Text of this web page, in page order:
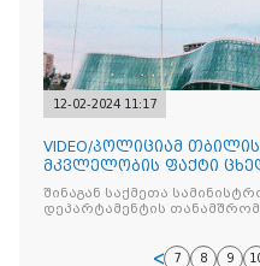
12-02-2024 11:17
VIDEO/პოლიციამ
მკვლელობის ფაქტი
დაკავებულია 2 პირი
შინაგან საქმეთა
დეპარტამენტის
7 8 9